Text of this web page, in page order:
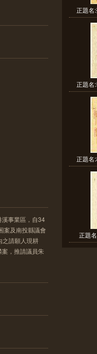
事業區，自34
案及南投縣議會
之請願人現耕
，推請議員朱
正題名
正題名
正題名
正題